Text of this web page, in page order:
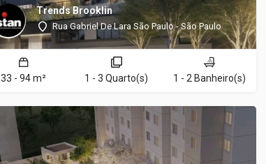
Trends Brooklin
Rua Gabriel De Lara São Paulo - São Paulo
33 - 94 m² 1 - 3 Quarto(s) 1 - 2 Banheiro(s)